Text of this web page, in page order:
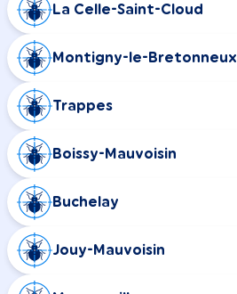
La Celle-Saint-Cloud
Montigny-le-Bretonneux
Trappes
Boissy-Mauvoisin
Buchelay
Jouy-Mauvoisin